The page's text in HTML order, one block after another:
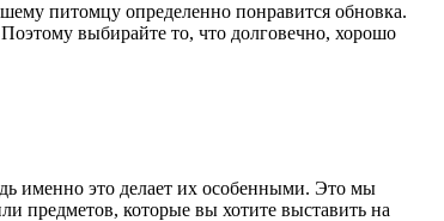
питомцу определенно понравится обновка.
выбирайте то, что долговечно, хорошо
именно это делает их особенными. Это мы
предметов, которые вы хотите выставить на